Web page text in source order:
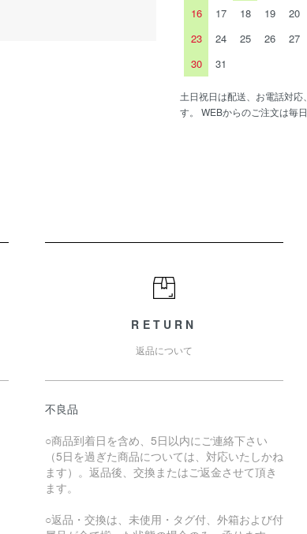
16
17 18 19 20
23
24 25 26 27
30
31
土日祝日は配送、お電話対
す。 WEBからのご注文は毎
RETURN
返品について
不良品
○商品到着日を含め、5日以内にご連絡下さい
（5日を過ぎた商品については、対応いたしかね
ます）。返品後、交換またはご返金させて頂き
ます。
○返品・交換は、未使用・タグ付、外箱および付